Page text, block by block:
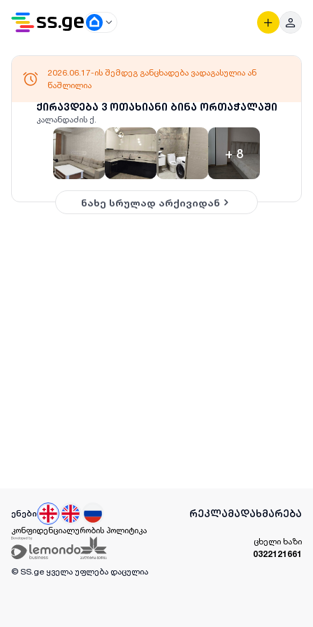
ქირავდება 3 ოთახიანი ბინა ორთაჭალაში
კალანდაძის ქ.
+8
2026.06.17-ის შემდეგ განცხადება ვადაგასულია ან
წაშლილია
ნახე სრულად არქივიდან
ენები რეკლამადახმარება
კონფიდენციალურობის პოლიტიკა
ცხელი ხაზი
0322121661
© SS.ge ყველა უფლება დაცულია